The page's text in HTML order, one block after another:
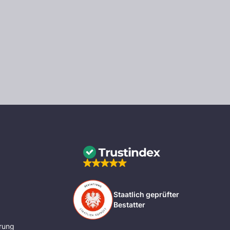
Staatlich geprüfter
Bestatter